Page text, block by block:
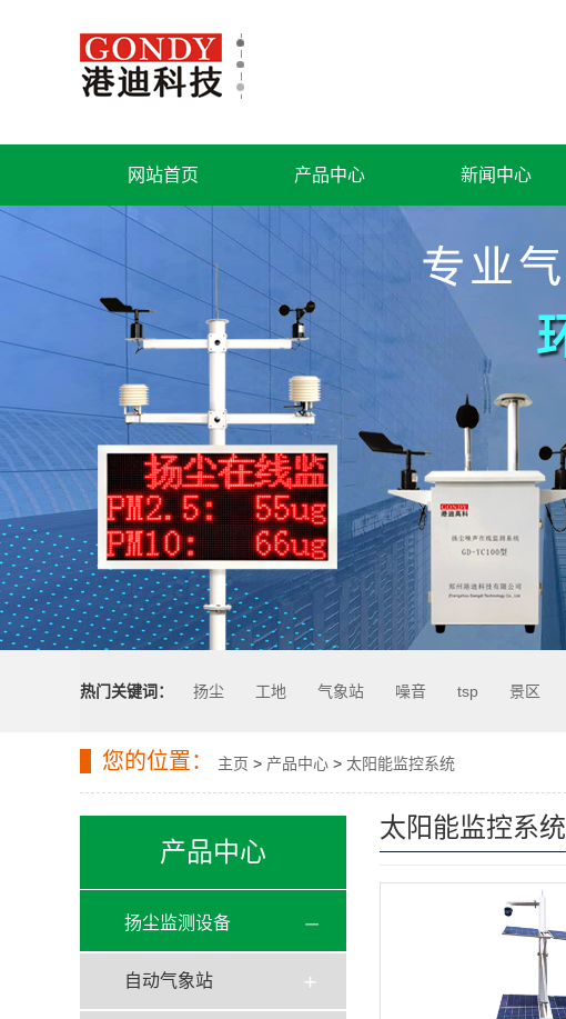
网站首页 产品中心 新闻中心
热门关键词： 扬尘 工地 气象站 噪音 tsp 景区
您的位置： 主页 > 产品中心 > 太阳能监控系统
产品中心
扬尘监测设备
自动气象站
太阳能监控系统